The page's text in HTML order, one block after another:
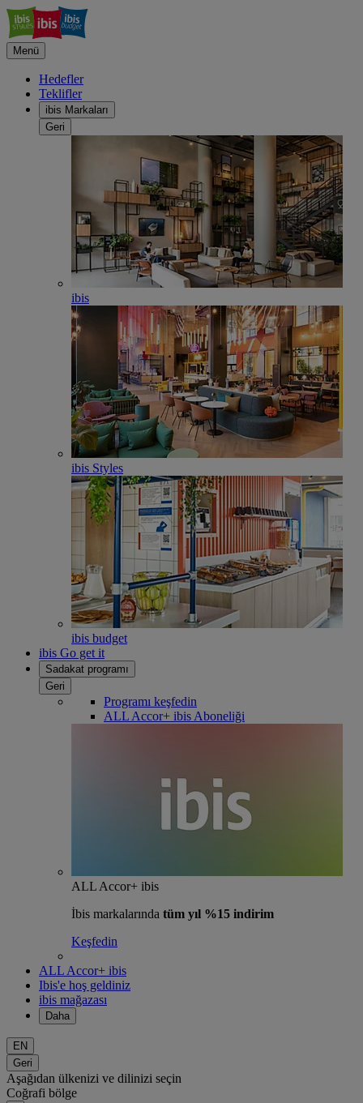
Menü
Hedefler
Teklifler
ibis Markaları
Geri
ibis
ibis Styles
ibis budget
ibis Go get it
Sadakat programı
Geri
Programı keşfedin
ALL Accor+ ibis Aboneliği
ALL Accor+ ibis
İbis markalarında tüm yıl %15 indirim
Keşfedin
ALL Accor+ ibis
Ibis'e hoş geldiniz
ibis mağazası
Daha
EN
Geri
Aşağıdan ülkenizi ve dilinizi seçin
Coğrafi bölge